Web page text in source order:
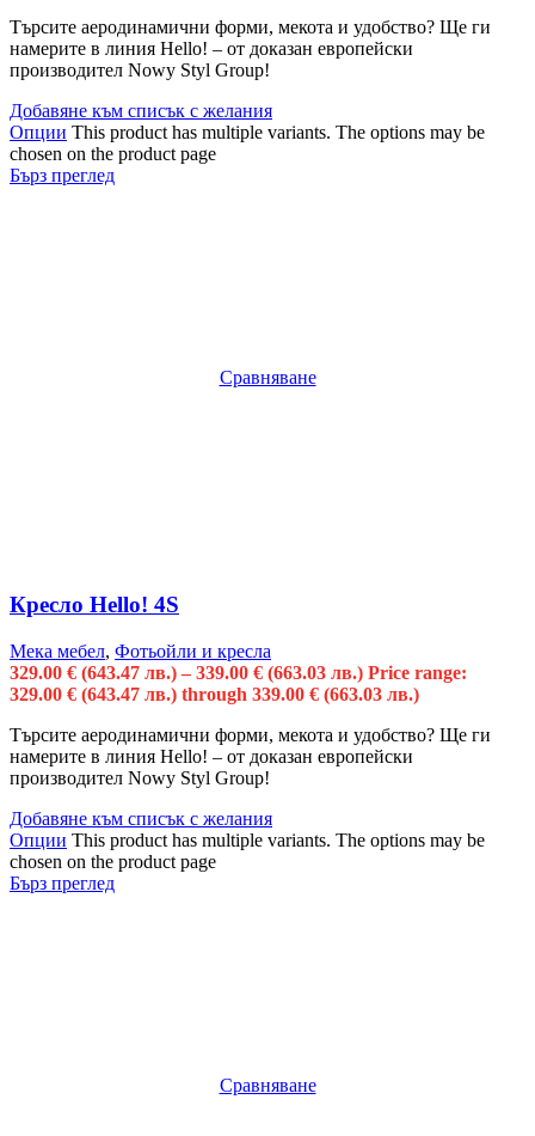
Търсите аеродинамични форми, мекота и удобство? Ще ги
намерите в линия Hello! – от доказан европейски
производител Nowy Styl Group!
Добавяне към списък с желания
Опции This product has multiple variants. The options may be
chosen on the product page
Бърз преглед
Сравняване
Кресло Hello! 4S
Мека мебел, Фотьойли и кресла
329.00 € (643.47 лв.) – 339.00 € (663.03 лв.) Price range:
329.00 € (643.47 лв.) through 339.00 € (663.03 лв.)
Търсите аеродинамични форми, мекота и удобство? Ще ги
намерите в линия Hello! – от доказан европейски
производител Nowy Styl Group!
Добавяне към списък с желания
Опции This product has multiple variants. The options may be
chosen on the product page
Бърз преглед
Сравняване